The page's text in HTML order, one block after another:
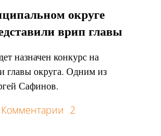
округе
врип главы
назначен конкурс на
главы округа. Одним из
Сафинов.
Комментарии 2